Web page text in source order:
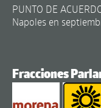
PUNTO DE
Napoles en
Fracciones